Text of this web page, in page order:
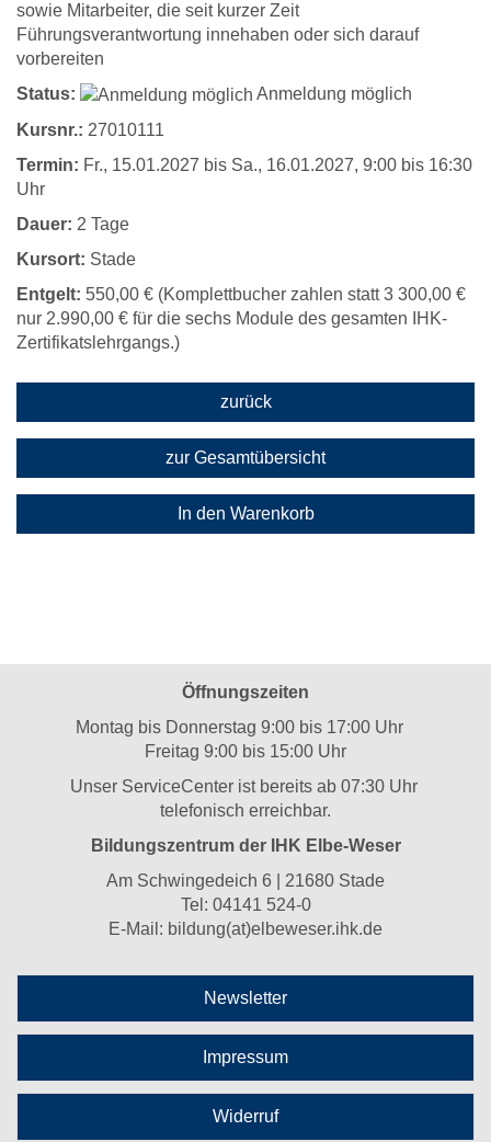
sowie Mitarbeiter, die seit kurzer Zeit
Führungsverantwortung innehaben oder sich darauf
vorbereiten
Status:
Anmeldung möglich
Kursnr.: 27010111
Termin: Fr., 15.01.2027 bis Sa., 16.01.2027, 9:00 bis 16:30
Uhr
Dauer: 2 Tage
Kursort: Stade
Entgelt: 550,00 € (Komplettbucher zahlen statt 3 300,00 €
nur 2.990,00 € für die sechs Module des gesamten IHK-
Zertifikatslehrgangs.)
zurück
zur Gesamtübersicht
In den Warenkorb
Öffnungszeiten
Montag bis Donnerstag 9:00 bis 17:00 Uhr
Freitag 9:00 bis 15:00 Uhr
Unser ServiceCenter ist bereits ab 07:30 Uhr
telefonisch erreichbar.
Bildungszentrum der IHK Elbe-Weser
Am Schwingedeich 6 | 21680 Stade
Tel: 04141 524-0
E-Mail: bildung(at)elbeweser.ihk.de
Newsletter
Impressum
Widerruf